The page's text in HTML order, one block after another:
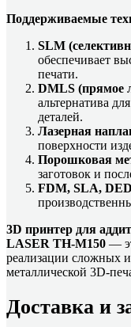
Поддерживаемые
SLM
обеспечивает
печати.
DMLS (прямое
альтернатива
деталей.
Лазерная
поверхности
Порошковая
заготовок и
FDM, SLA, DED
3D принтер для
LASER TH-M150 —
реализации сложных
металлической 3D-
Доставка и